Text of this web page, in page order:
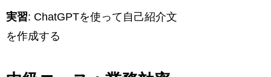
実習: ChatGPTを使って自己紹介文
を作成する